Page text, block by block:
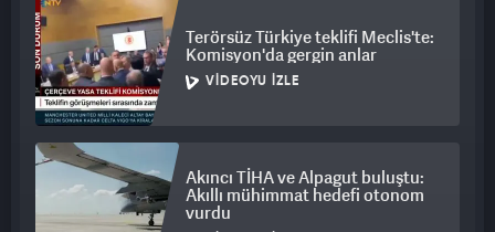
Terörsüz Türkiye teklifi Meclis'te:
Komisyon'da gergin anlar
VIDEOYU İZLE
Akıncı TİHA ve Alpagut buluştu:
Akıllı mühimmat hedefi otonom
vurdu